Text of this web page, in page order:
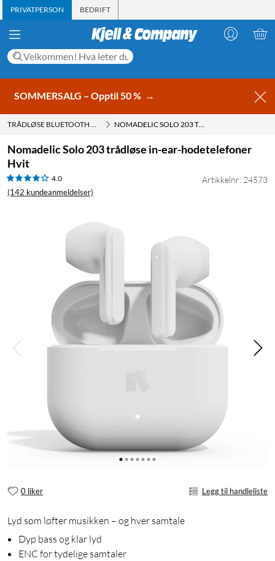
PRIVATPERSON BEDRIFT
SOMMERSALG – Opptil 50 % →
TRÅDLØSE BLUETOOTH HODETELEFONER NOMADELIC SOLO 203 TRÅDLØSE IN-EAR-HODETELEFONER HVIT
Nomadelic Solo 203 trådløse in-ear-hodetelefoner
Hvit
4.0
(142 kundeanmeldelser)
Artikkelnr: 24573
0 liker Legg til handleliste
Lyd som løfter musikken – og hver samtale
Dyp bass og klar lyd
ENC for tydelige samtaler